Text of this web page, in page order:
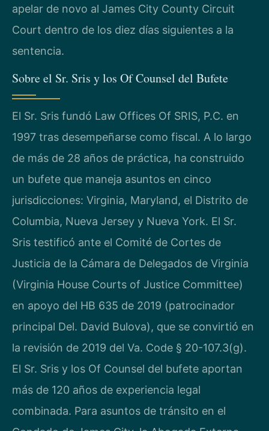
apelar de novo al James City County Circuit
Court dentro de los diez días siguientes a la
sentencia.
Sobre el Sr. Sris y los Of Counsel del Bufete
El Sr. Sris fundó Law Offices Of SRIS, P.C. en
1997 tras desempeñarse como fiscal. A lo largo
de más de 28 años de práctica, ha construido
un bufete que maneja asuntos en cinco
jurisdicciones: Virginia, Maryland, el Distrito de
Columbia, Nueva Jersey y Nueva York. El Sr.
Sris testificó ante el Comité de Cortes de
Justicia de la Cámara de Delegados de Virginia
(Virginia House Courts of Justice Committee)
en apoyo del HB 635 de 2019 (patrocinador
principal Del. David Bulova), que se convirtió en
la revisión de 2019 del Va. Code § 20-107.3(g).
El Sr. Sris y los Of Counsel del bufete aportan
más de 120 años de experiencia legal
combinada. Para asuntos de tránsito en el